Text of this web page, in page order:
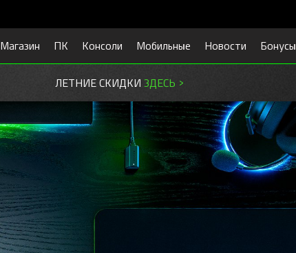
Магазин ПК Консоли Мобильные Новости Бонусы
ГОТОВЬСЯ К УЧЕБЕ.СКИДКИ ЗДЕСЬ >